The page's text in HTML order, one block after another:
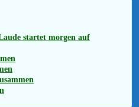
startet morgen auf